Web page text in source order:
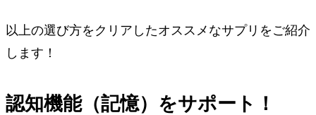
以上の選び方をクリアしたオススメなサプリをご紹介
します！
認知機能（記憶）をサポート！